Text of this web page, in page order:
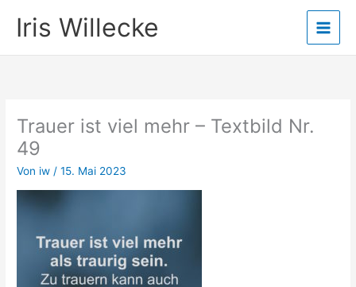
InhaltIris Willecke
Trauer ist viel mehr – Textbild Nr.
49
Von iw /15. Mai 2023